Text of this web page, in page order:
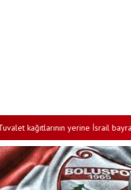
yerine İsrail bayrağı